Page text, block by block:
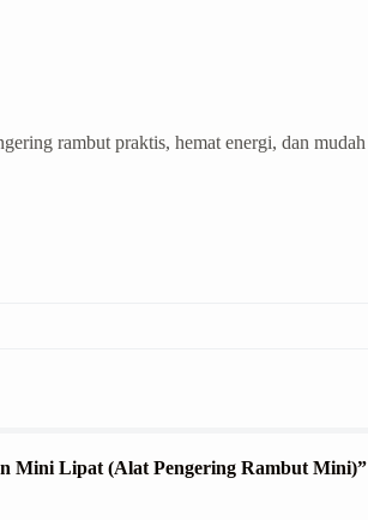
rambut praktis, hemat energi, dan mudah
Mini Lipat (Alat Pengering Rambut Mini)”